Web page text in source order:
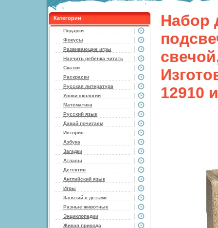
Категории
Подарки
Фокусы
Развивающие игры
Научить ребенка читать
Сказки
Раскраски
Русская литература
Уроки экологии
Математика
Русский язык
Давай почитаем
История
Азбука
Загадки
Атласы
Детектив
Английский язык
Игры
Занятий с детьми
Разные животные
Энциклопедии
Живая природа
Набор
12910